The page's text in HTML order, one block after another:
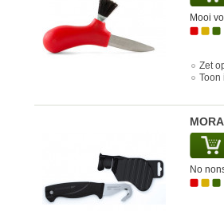
Mooi
Zet
Toon
No